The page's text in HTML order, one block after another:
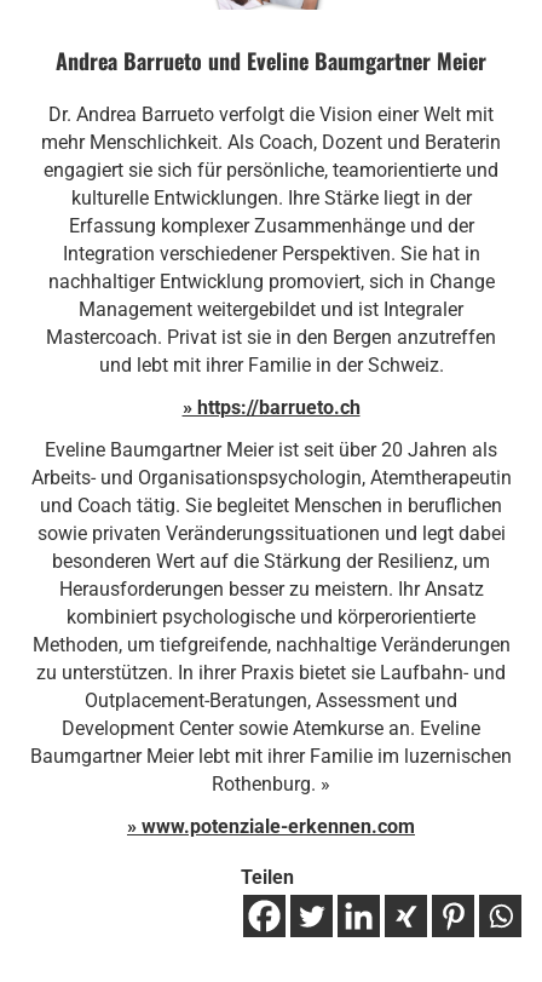
Andrea Barrueto und Eveline Baumgartner Meier
Dr. Andrea Barrueto verfolgt die Vision einer Welt mit
mehr Menschlichkeit. Als Coach, Dozent und Beraterin
engagiert sie sich für persönliche, teamorientierte und
kulturelle Entwicklungen. Ihre Stärke liegt in der
Erfassung komplexer Zusammenhänge und der
Integration verschiedener Perspektiven. Sie hat in
nachhaltiger Entwicklung promoviert, sich in Change
Management weitergebildet und ist Integraler
Mastercoach. Privat ist sie in den Bergen anzutreffen
und lebt mit ihrer Familie in der Schweiz.
» https://barrueto.ch
Eveline Baumgartner Meier ist seit über 20 Jahren als
Arbeits- und Organisationspsychologin, Atemtherapeutin
und Coach tätig. Sie begleitet Menschen in beruflichen
sowie privaten Veränderungssituationen und legt dabei
besonderen Wert auf die Stärkung der Resilienz, um
Herausforderungen besser zu meistern. Ihr Ansatz
kombiniert psychologische und körperorientierte
Methoden, um tiefgreifende, nachhaltige Veränderungen
zu unterstützen. In ihrer Praxis bietet sie Laufbahn- und
Outplacement-Beratungen, Assessment und
Development Center sowie Atemkurse an. Eveline
Baumgartner Meier lebt mit ihrer Familie im luzernischen
Rothenburg. »
» www.potenziale-erkennen.com
Teilen